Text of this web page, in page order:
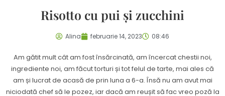
Risotto cu pui și zucchini
Alina februarie 14, 2023 08:46
Am gătit mult cât am fost însărcinată, am încercat chestii noi,
ingrediente noi, am făcut torturi și tot felul de tarte, mai ales că
am și lucrat de acasă de prin luna a 6-a. Însă nu am avut mai
niciodată chef să le pozez, iar dacă am reușit să fac vreo poză la